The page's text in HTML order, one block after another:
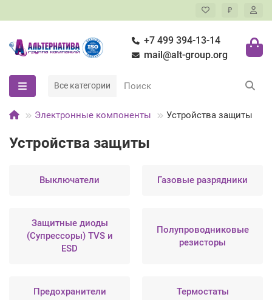
₽
+7 499 394-13-14
mail@alt-group.org
Все категории
Электронные компоненты Устройства защиты
Устройства защиты
Выключатели Газовые разрядники
Защитные диоды
(Супрессоры) TVS и
ESD
Полупроводниковые
резисторы
Предохранители Термостаты